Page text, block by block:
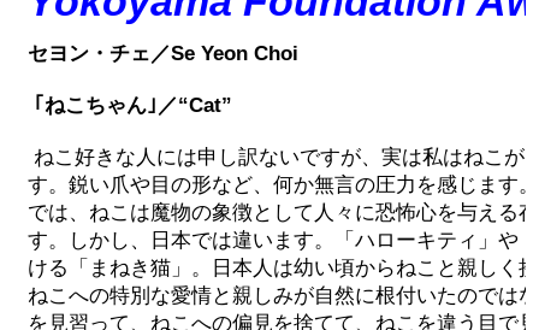
セヨン・チェ／Se Yeon Choi
｢ねこちゃん｣／“Cat”
ねこ好きな人には申し訳ないですが、実は私はねこが
す。鋭い爪や目の形など、何か無言の圧力を感じます
では、ねこは魔物の象徴として人々に恐怖心を与える
す。しかし、日本では違います。「ハローキティ」や
ける「まねき猫」。日本人は幼い頃からねこと親しく
ねこへの特別な愛情と親しみが自然に根付いたのでは
を見習って、ねこへの偏見を捨てて、ねこを違う目で